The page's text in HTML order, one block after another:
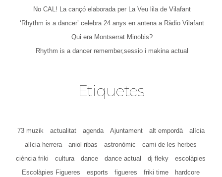
No CAL! La cançó elaborada per La Veu lila de Vilafant
‘Rhythm is a dancer’ celebra 24 anys en antena a Ràdio Vilafant
Qui era Montserrat Minobis?
Rhythm is a dancer remember,sessio i makina actual
Etiquetes
73 muzik actualitat agenda Ajuntament alt empordà
alícia
alícia herrera
aniol ribas astronòmic
cami de les herbes
ciència friki
cultura dance dance actual dj fleky
escolàpies
Escolàpies Figueres
esports figueres friki time
hardcore